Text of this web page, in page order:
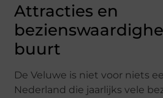
Attracties en
buurt
De Veluwe is niet voor niets
Nederland die jaarlijks vele